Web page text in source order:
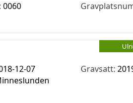
0060
12-07 Gravsatt: